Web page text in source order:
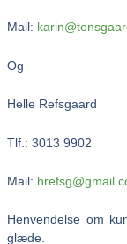
Mail:
Og
Helle Refsgaard
Tlf.: 3013 9902
Mail:
Henvendelse om
glæde.